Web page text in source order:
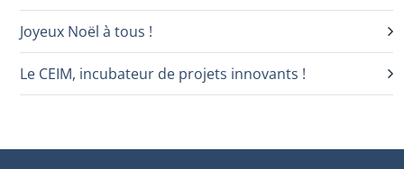
Joyeux Noël à tous !
Le CEIM, incubateur de projets innovants !